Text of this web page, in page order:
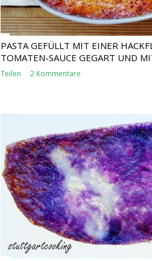
PASTA GEFÜLLT MIT EINER
TOMATEN-SAUCE GEGART UND
Teilen 2 Kommentare